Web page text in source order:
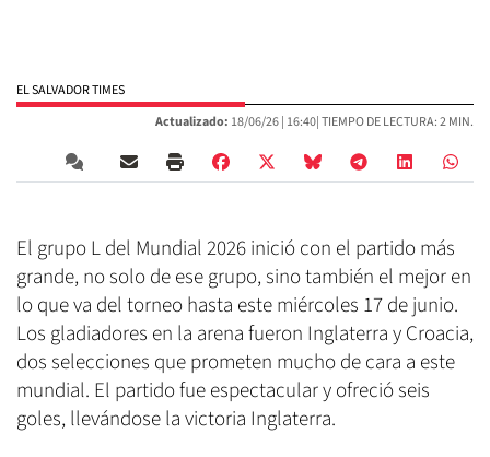
EL SALVADOR TIMES
Actualizado: 18/06/26 | 16:40| TIEMPO DE LECTURA: 2 MIN.
El grupo L del Mundial 2026 inició con el partido más
grande, no solo de ese grupo, sino también el mejor en
lo que va del torneo hasta este miércoles 17 de junio.
Los gladiadores en la arena fueron Inglaterra y Croacia,
dos selecciones que prometen mucho de cara a este
mundial. El partido fue espectacular y ofreció seis
goles, llevándose la victoria Inglaterra.